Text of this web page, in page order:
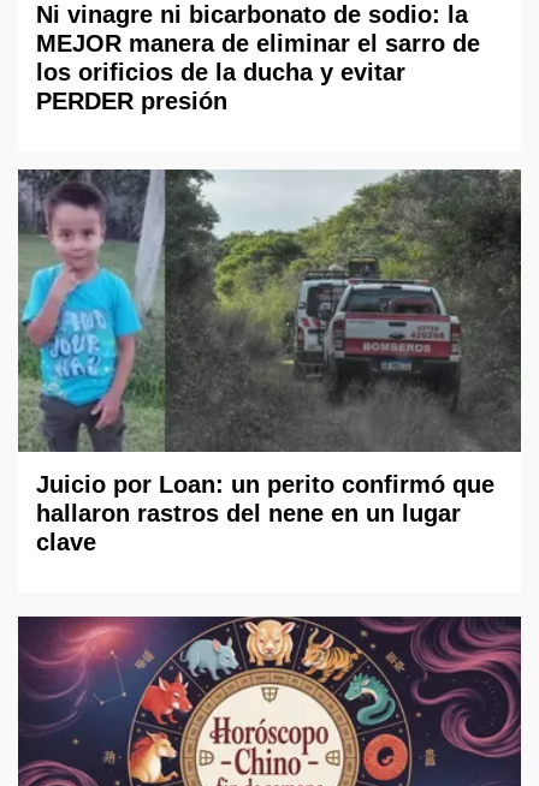
Ni vinagre ni bicarbonato de sodio: la
MEJOR manera de eliminar el sarro de
los orificios de la ducha y evitar
PERDER presión
Juicio por Loan: un perito confirmó que
hallaron rastros del nene en un lugar
clave